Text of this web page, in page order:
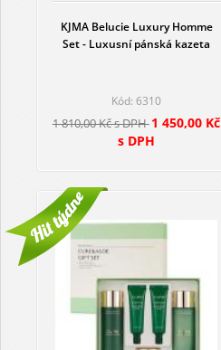
KJMA Belucie Luxury Homme
Set - Luxusní pánská kazeta
Kód: 6310
1 810,00 Kč s DPH1 450,00 Kč
s DPH